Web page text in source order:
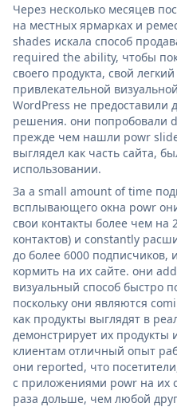
Через несколько месяцев
на местных ярмарках и
shades искала способ
required the ability, чтобы
своего продукта, свой
привлекательной
WordPress не предоставили
решения. они попробовали
прежде чем нашли powr
выглядел как часть сайта,
использовании.
За a small amount of time
всплывающего окна powr
свои контакты более чем на
контактов) и constantly
до более 6000
кормить на их сайте. они
визуальный способ быстро
поскольку они являются
как продукты выглядят в
демонстрирует их продукты
клиентам отличный опыт
они reported, что
с приложениями powr на их
раза дольше, чем любой